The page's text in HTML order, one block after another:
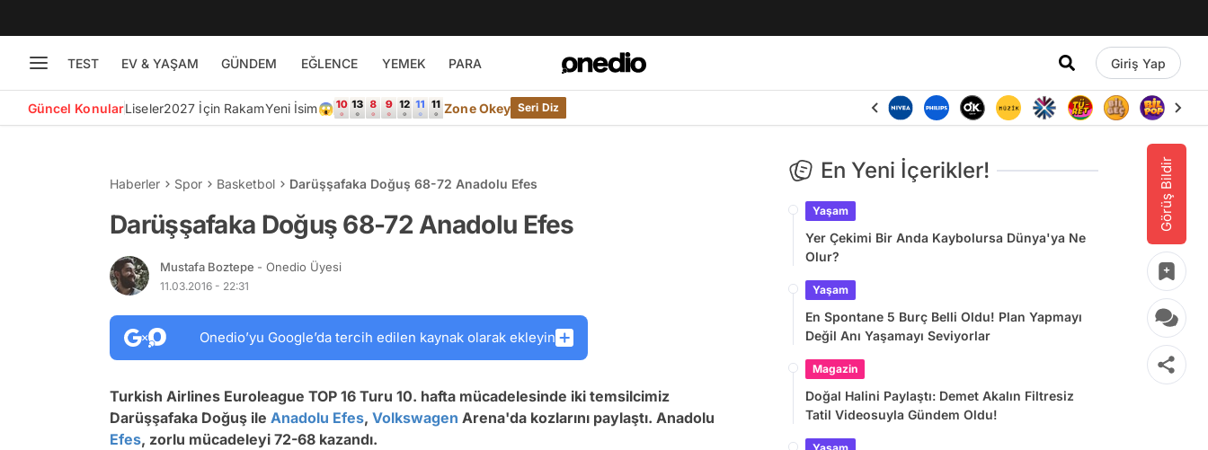
TEST EV & YAŞAM GÜNDEM EĞLENCE YEMEK PARA Giriş Yap
Güncel KonularLiseler2027 İçin RakamYeni İsim😱 Zone Okey Seri Diz
Görüş Bildir
Haberler Spor Basketbol Darüşşafaka Doğuş 68-72 Anadolu Efes
Darüşşafaka Doğuş 68-72 Anadolu Efes
Mustafa Boztepe - Onedio Üyesi
11.03.2016 - 22:31
Onedio’yu Google’da tercih edilen kaynak olarak ekleyin
Turkish Airlines Euroleague TOP 16 Turu 10. hafta mücadelesinde iki temsilcimiz
Darüşşafaka Doğuş ile Anadolu Efes, Volkswagen Arena'da kozlarını paylaştı. Anadolu
Efes, zorlu mücadeleyi 72-68 kazandı.
En Yeni İçerikler!
Yaşam
Yer Çekimi Bir Anda Kaybolursa Dünya'ya Ne
Olur?
Yaşam
En Spontane 5 Burç Belli Oldu! Plan Yapmayı
Değil Anı Yaşamayı Seviyorlar
Magazin
Doğal Halini Paylaştı: Demet Akalın Filtresiz
Tatil Videosuyla Gündem Oldu!